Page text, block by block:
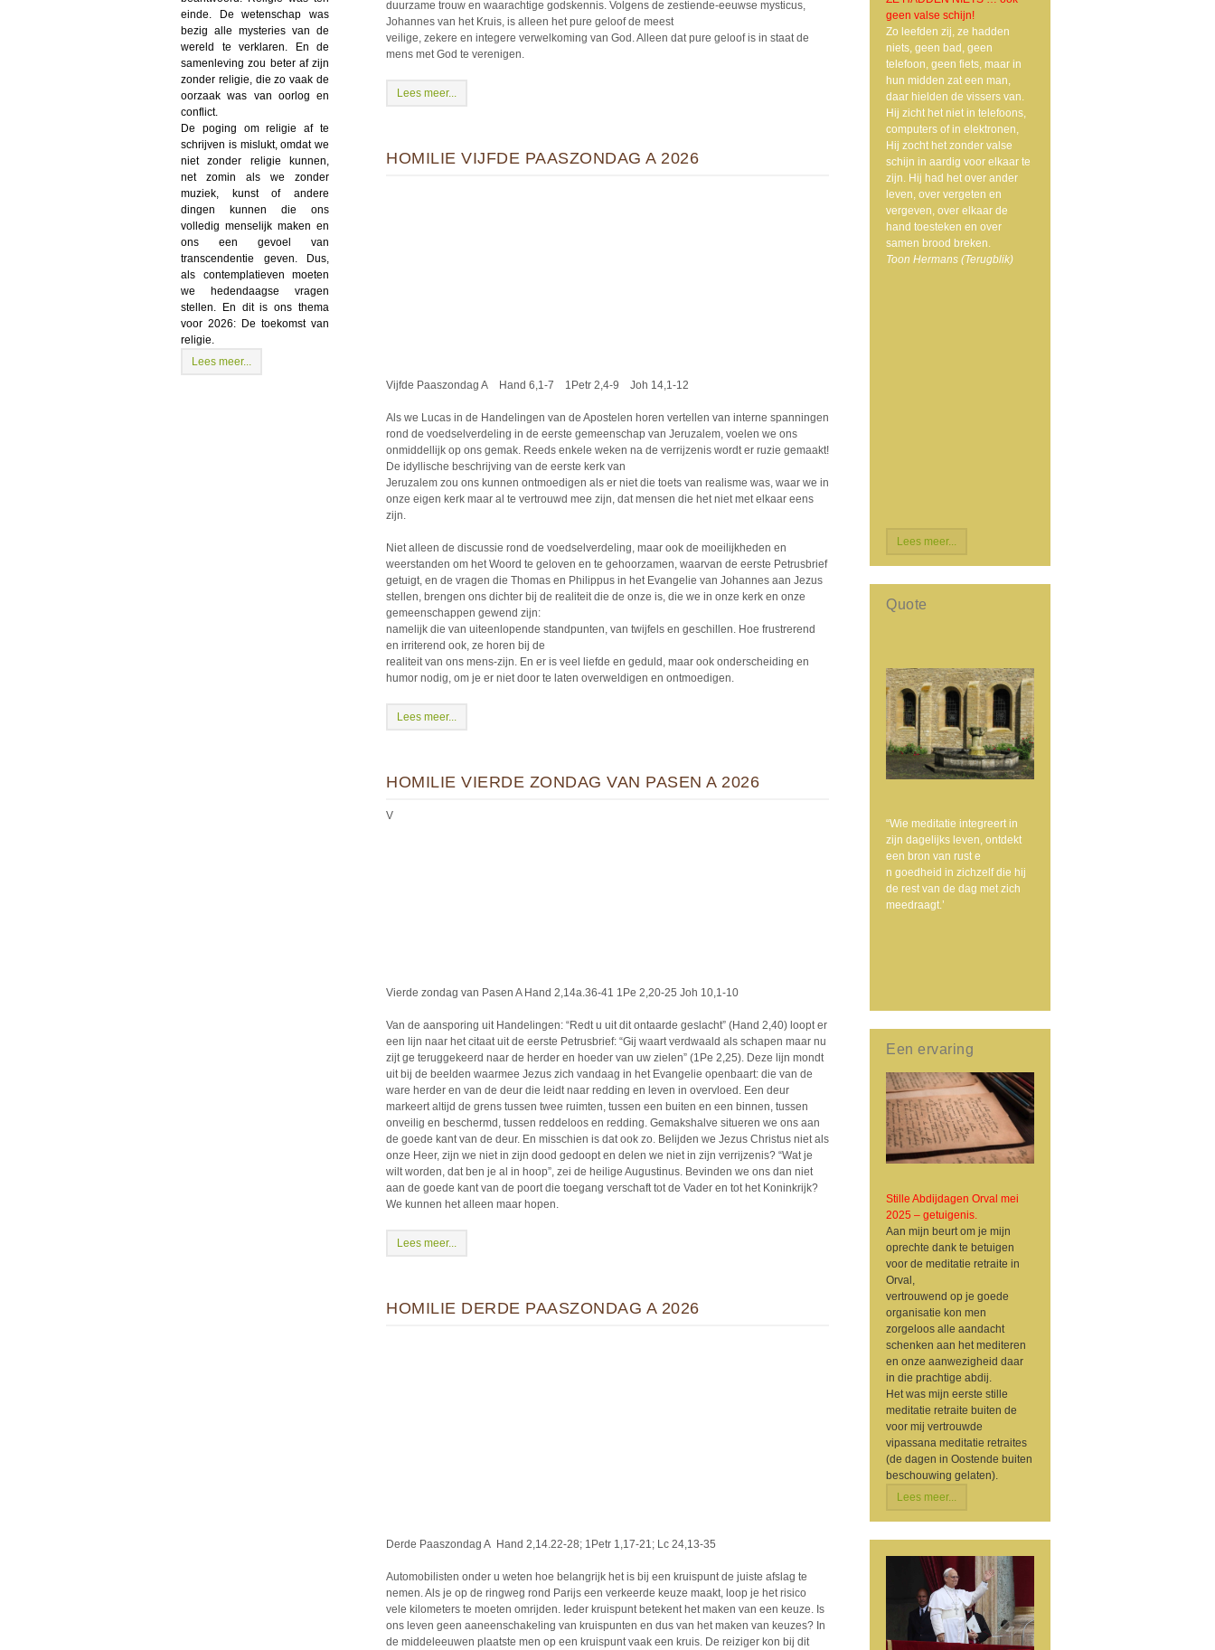
einde. De wetenschap was
bezig alle mysteries van de
wereld te verklaren. En de
samenleving zou beter af zijn
zonder religie, die zo vaak de
oorzaak was van oorlog en
conflict.
De poging om religie af te
schrijven is mislukt, omdat we
niet zonder religie kunnen,
net zomin als we zonder
muziek, kunst of andere
dingen kunnen die ons
volledig menselijk maken en
ons een gevoel van
transcendentie geven. Dus,
als contemplatieven moeten
we hedendaagse vragen
stellen. En dit is ons thema
voor 2026: De toekomst van
religie.
Lees meer...
geen valse schijn!
Zo leefden zij, ze hadden
niets, geen bad, geen
telefoon, geen fiets, maar in
hun midden zat een man,
daar hielden de vissers van.
Hij zicht het niet in telefoons,
computers of in elektronen,
Hij zocht het zonder valse
schijn in aardig voor elkaar te
zijn. Hij had het over ander
leven, over vergeten en
vergeven, over elkaar de
hand toesteken en over
samen brood breken.
Toon Hermans (Terugblik)
Lees meer...
Quote
“Wie meditatie integreert in
zijn dagelijks leven, ontdekt
een bron van rust e
n goedheid in zichzelf die hij
de rest van de dag met zich
meedraagt.’
Een ervaring
Stille Abdijdagen Orval mei
2025 – getuigenis.
Aan mijn beurt om je mijn
oprechte dank te betuigen
voor de meditatie retraite in
Orval,
vertrouwend op je goede
organisatie kon men
zorgeloos alle aandacht
schenken aan het mediteren
en onze aanwezigheid daar
in die prachtige abdij.
Het was mijn eerste stille
meditatie retraite buiten de
voor mij vertrouwde
vipassana meditatie retraites
(de dagen in Oostende buiten
beschouwing gelaten).
Lees meer...
duurzame trouw en waarachtige godskennis. Volgens de zestiende-eeuwse mysticus,
Johannes van het Kruis, is alleen het pure geloof de meest
veilige, zekere en integere verwelkoming van God. Alleen dat pure geloof is in staat de
mens met God te verenigen.
Lees meer...
HOMILIE VIJFDE PAASZONDAG A 2026
Vijfde Paaszondag A Hand 6,1-7 1Petr 2,4-9 Joh 14,1-12
Als we Lucas in de Handelingen van de Apostelen horen vertellen van interne spanningen
rond de voedselverdeling in de eerste gemeenschap van Jeruzalem, voelen we ons
onmiddellijk op ons gemak. Reeds enkele weken na de verrijzenis wordt er ruzie gemaakt!
De idyllische beschrijving van de eerste kerk van
Jeruzalem zou ons kunnen ontmoedigen als er niet die toets van realisme was, waar we in
onze eigen kerk maar al te vertrouwd mee zijn, dat mensen die het niet met elkaar eens
zijn.
Niet alleen de discussie rond de voedselverdeling, maar ook de moeilijkheden en
weerstanden om het Woord te geloven en te gehoorzamen, waarvan de eerste Petrusbrief
getuigt, en de vragen die Thomas en Philippus in het Evangelie van Johannes aan Jezus
stellen, brengen ons dichter bij de realiteit die de onze is, die we in onze kerk en onze
gemeenschappen gewend zijn:
namelijk die van uiteenlopende standpunten, van twijfels en geschillen. Hoe frustrerend
en irriterend ook, ze horen bij de
realiteit van ons mens-zijn. En er is veel liefde en geduld, maar ook onderscheiding en
humor nodig, om je er niet door te laten overweldigen en ontmoedigen.
Lees meer...
HOMILIE VIERDE ZONDAG VAN PASEN A 2026
V
Vierde zondag van Pasen A Hand 2,14a.36-41 1Pe 2,20-25 Joh 10,1-10
Van de aansporing uit Handelingen: “Redt u uit dit ontaarde geslacht” (Hand 2,40) loopt er
een lijn naar het citaat uit de eerste Petrusbrief: “Gij waart verdwaald als schapen maar nu
zijt ge teruggekeerd naar de herder en hoeder van uw zielen” (1Pe 2,25). Deze lijn mondt
uit bij de beelden waarmee Jezus zich vandaag in het Evangelie openbaart: die van de
ware herder en van de deur die leidt naar redding en leven in overvloed. Een deur
markeert altijd de grens tussen twee ruimten, tussen een buiten en een binnen, tussen
onveilig en beschermd, tussen reddeloos en redding. Gemakshalve situeren we ons aan
de goede kant van de deur. En misschien is dat ook zo. Belijden we Jezus Christus niet als
onze Heer, zijn we niet in zijn dood gedoopt en delen we niet in zijn verrijzenis? “Wat je
wilt worden, dat ben je al in hoop”, zei de heilige Augustinus. Bevinden we ons dan niet
aan de goede kant van de poort die toegang verschaft tot de Vader en tot het Koninkrijk?
We kunnen het alleen maar hopen.
Lees meer...
HOMILIE DERDE PAASZONDAG A 2026
Derde Paaszondag A Hand 2,14.22-28; 1Petr 1,17-21; Lc 24,13-35
Automobilisten onder u weten hoe belangrijk het is bij een kruispunt de juiste afslag te
nemen. Als je op de ringweg rond Parijs een verkeerde keuze maakt, loop je het risico
vele kilometers te moeten omrijden. Ieder kruispunt betekent het maken van een keuze. Is
ons leven geen aaneenschakeling van kruispunten en dus van het maken van keuzes? In
de middeleeuwen plaatste men op een kruispunt vaak een kruis. De reiziger kon bij dit